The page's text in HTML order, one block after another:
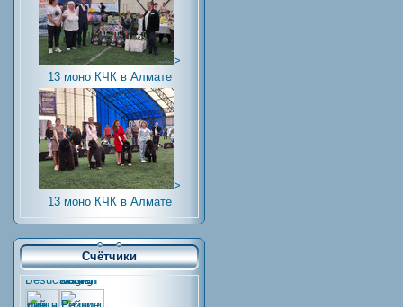
>
13 моно КЧК в Алмате
>
13 моно КЧК в Алмате
Счётчики